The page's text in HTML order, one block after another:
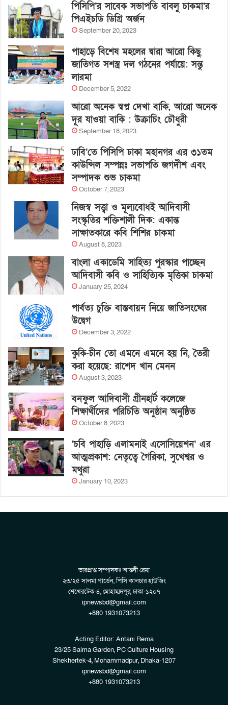
পিসিপি’র সাবেক সভাপতি বাবলু চাকমা’র
পিএইচডি ডিগ্রি অর্জন
September 20, 2023
পাহাড়ে বিশেষ মহলের দ্বারা আরো কিছু
জাতিগত সশস্ত্র দল গঠনের পর্যায়ে: সন্তু
লারমা
December 5, 2022
আরো অনেক স্বপ্ন দেখা বাকি, আরো অনেক
দূর যাওয়া বাকি : উক্রাচিং চৌধুরী
September 18, 2023
ঢাবি’তে পিসিপি ঢাকা মহানগর এর ৩১তম
কাউন্সিল সম্পন্নঃ সভাপতি জগদীশ এবং
সম্পাদক শুভ চাকমা
October 7, 2023
নিজস্ব সত্ত্বা ও মূল্যবোধই আদিবাসী
সংস্কৃতির শক্তিশালী দিক: একান্ত
সাক্ষাতকারে কবি শিশির চাকমা
August 8, 2023
বাংলা একাডেমি সাহিত্য পুরস্কার পাচ্ছেন
আদিবাসী কবি ও সাহিত্যিক মৃত্তিকা চাকমা
January 25, 2024
পার্বত্য চুক্তি বাস্তবায়ন নিয়ে জাতিসংঘের
উদ্বেগ
December 3, 2022
কুকি-চীন তো এমনে এমনে হয় নি, তৈরী
করা হয়েছে: রাশেদ খান মেনন
August 3, 2023
বনফুল আদিবাসী গ্রীনহার্ট কলেজে
শিক্ষার্থীদের পরিচিতি অনুষ্ঠান অনুষ্ঠিত
October 8, 2023
‘চবি পাহাড়ি এলামনাই এসোসিয়েশন’ এর
আত্মপ্রকাশ: নেতৃত্বে গৈরিকা, সুখেশ্বর ও
মথুরা
January 10, 2023
ভারপ্রাপ্ত সম্পাদকঃ আন্তনী রেমা
২৩/২৫ সালমা গার্ডেন, পিসি কালচার হাউজিং
শেখেরটেক-৪, মোহাম্মদপুর, ঢাকা-১২০৭
ipnewsbd@gmail.com
+880 1931073213
Acting Editor: Antani Rema
23/25 Salma Garden, PC Culture Housing
Shekhertek-4, Mohammadpur, Dhaka-1207
ipnewsbd@gmail.com
+880 1931073213